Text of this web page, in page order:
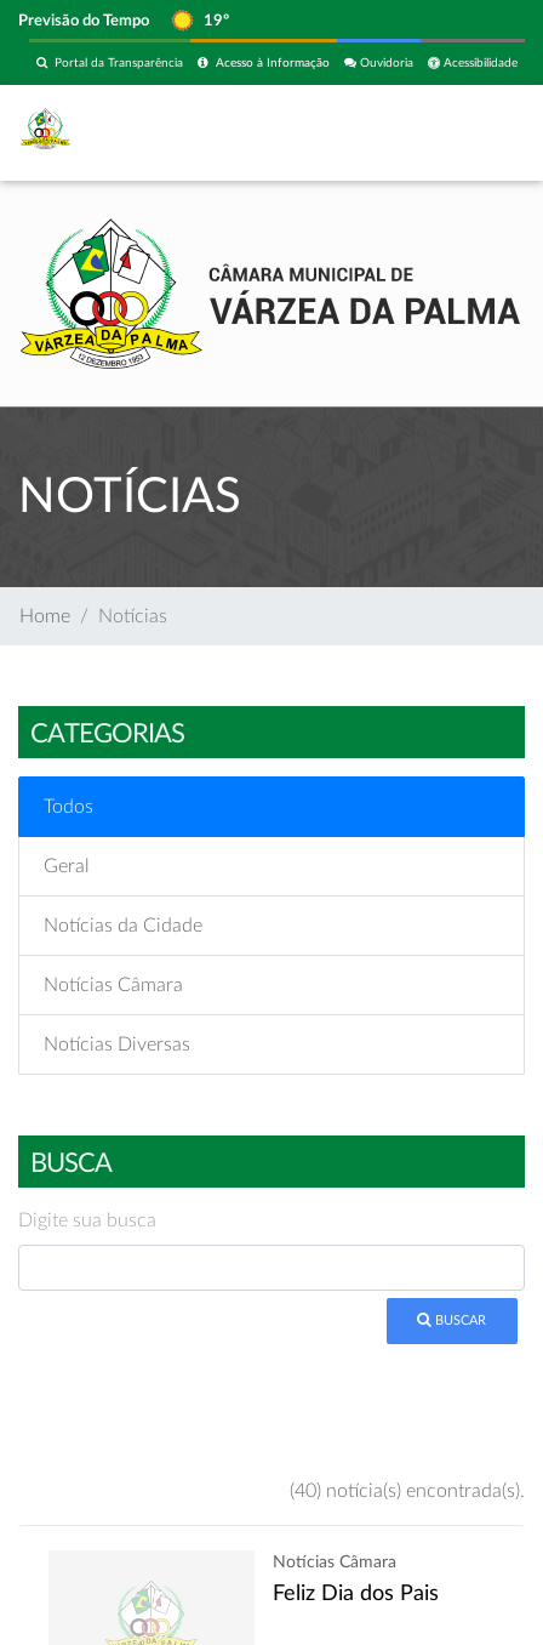
Previsão do Tempo 19º
Acessibilidade
Ouvidoria
Acesso à Informação
Portal da Transparência
NOTÍCIAS
Home Notícias
CATEGORIAS
Todos
Geral
Notícias da Cidade
Notícias Câmara
Notícias Diversas
BUSCA
Digite sua busca
BUSCAR
(40) notícia(s) encontrada(s).
Notícias Câmara
Feliz Dia dos Pais